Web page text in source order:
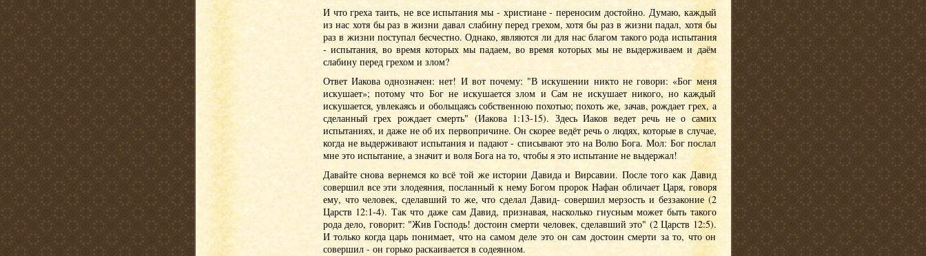
И что греха таить, не все испытания мы - христиане - переносим достойно. Думаю, каждый
из нас хотя бы раз в жизни давал слабину перед грехом, хотя бы раз в жизни падал, хотя бы
раз в жизни поступал бесчестно. Однако, являются ли для нас благом такого рода испытания
- испытания, во время которых мы падаем, во время которых мы не выдерживаем и даём
слабину перед грехом и злом?
Ответ Иакова однозначен: нет! И вот почему: "В искушении никто не говори: «Бог меня
искушает»; потому что Бог не искушается злом и Сам не искушает никого, но каждый
искушается, увлекаясь и обольщаясь собственною похотью; похоть же, зачав, рождает грех, а
сделанный грех рождает смерть" (Иакова 1:13-15). Здесь Иаков ведет речь не о самих
испытаниях, и даже не об их первопричине. Он скорее ведёт речь о людях, которые в случае,
когда не выдерживают испытания и падают - списывают это на Волю Бога. Мол: Бог послал
мне это испытание, а значит и воля Бога на то, чтобы я это испытание не выдержал!
Давайте снова вернемся ко всё той же истории Давида и Вирсавии. После того как Давид
совершил все эти злодеяния, посланный к нему Богом пророк Нафан обличает Царя, говоря
ему, что человек, сделавший то же, что сделал Давид- совершил мерзость и беззаконие (2
Царств 12:1-4). Так что даже сам Давид, признавая, насколько гнусным может быть такого
рода дело, говорит: "Жив Господь! достоин смерти человек, сделавший это" (2 Царств 12:5).
И только когда царь понимает, что на самом деле это он сам достоин смерти за то, что он
совершил - он горько раскаивается в содеянном.